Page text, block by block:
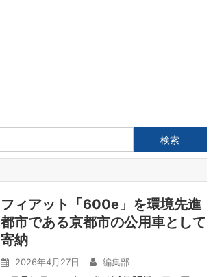
索:
フィアット「600e」を環境先進
都市である京都市の公用車として
寄納
2026年4月27日 編集部